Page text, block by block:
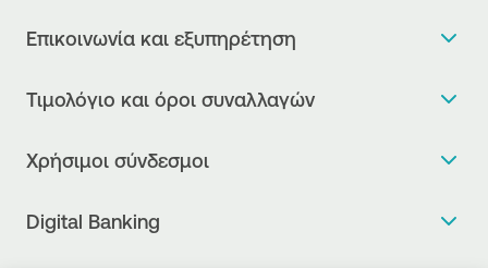
Επικοινωνία και εξυπηρέτηση
Η νέα Ψηφιακή Εποχή στις συναλλαγές, έφτασε!
Officer
Τιμολόγιο και όροι συναλλαγών
Δελτίο πληροφόρησης περί τελών
Χρήσιμοι σύνδεσμοι
Digital Banking